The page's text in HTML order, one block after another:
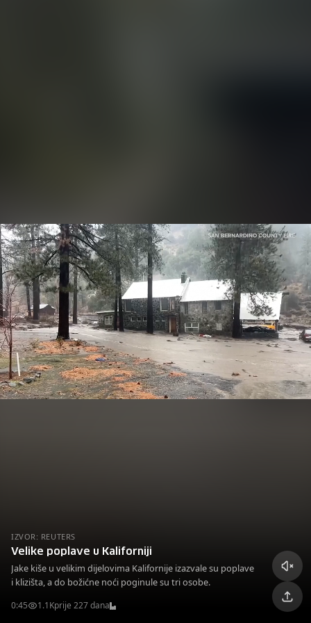
IZVOR: REUTERS
Velike poplave u Kaliforniji
Jake kiše u velikim dijelovima Kalifornije izazvale su poplave
i klizišta, a do božićne noći poginule su tri osobe.
0:45 1.1Kprije 227 dana